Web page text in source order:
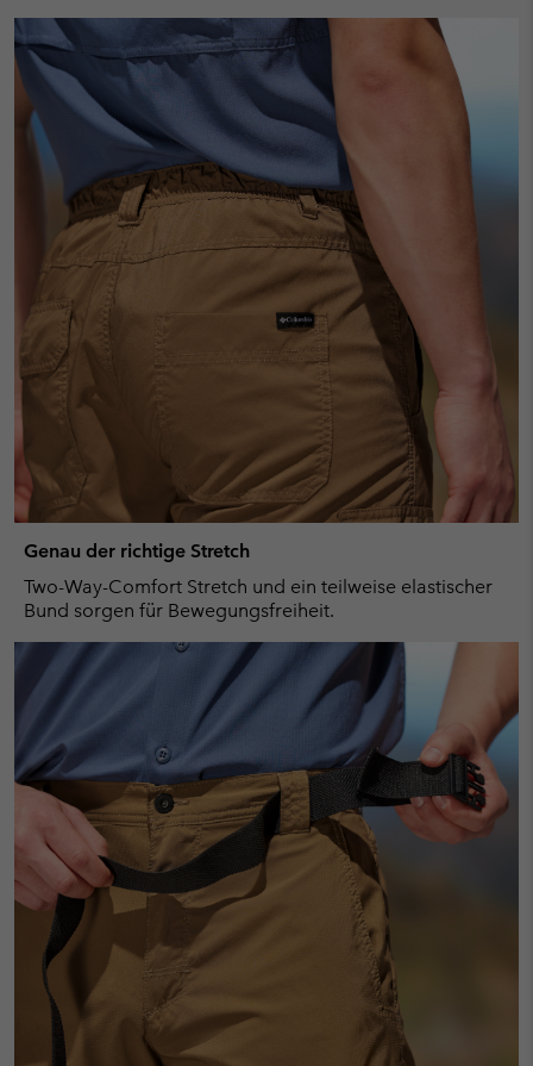
Genau der richtige Stretch
Two-Way-Comfort Stretch und ein teilweise elastischer
Bund sorgen für Bewegungsfreiheit.